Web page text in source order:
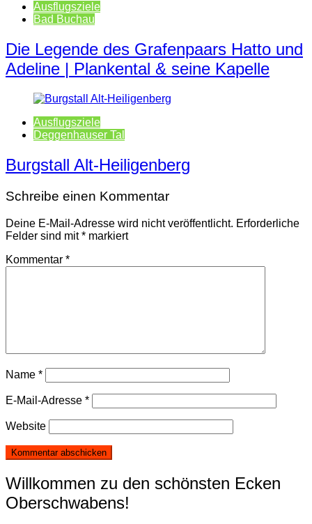
Ausflugsziele
Bad Buchau
Die Legende des Grafenpaars Hatto und
Adeline | Plankental & seine Kapelle
Ausflugsziele
Deggenhauser Tal
Burgstall Alt-Heiligenberg
Schreibe einen Kommentar
Deine E-Mail-Adresse wird nicht veröffentlicht. Erforderliche
Felder sind mit* markiert
Kommentar *
Name *
E-Mail-Adresse *
Website
Willkommen zu den schönsten Ecken
Oberschwabens!